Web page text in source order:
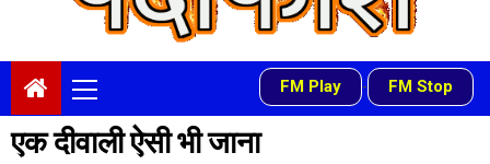
Menu
FM Play - FM Stop
एक दीवाली ऐसी भी जाना